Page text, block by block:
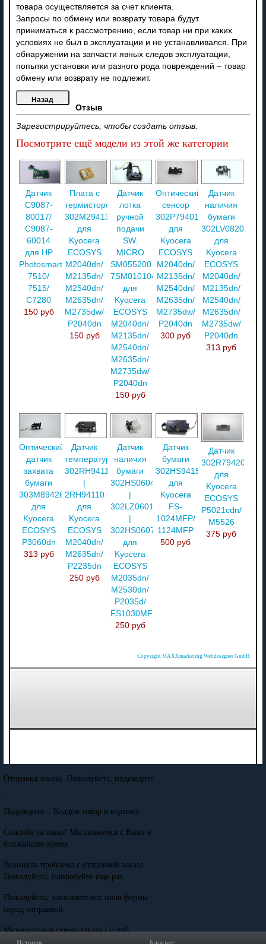
товара осуществляется за счет клиента.
Запросы по обмену или возврату товара будут
приниматься к рассмотрению, если товар ни при каких
условиях не был в эксплуатации и не устанавливался. При
обнаружении на запчасти явных следов эксплуатации,
попытки установки или разного рода повреждений – товар
обмену или возврату не подлежит.
Отзыв
Зарегистрируйтесь, чтобы создать отзыв.
Посмотрите ещё модели из этой же категории
Датчик
C9087-
80017/
C9087-
60014
для HP
Photosmart
7510/
7515/
C7280
150 руб
Плата с
термистором
302M294130
для
Kyocera
ECOSYS
M2040dn/
M2135dn/
M2540dn/
M2635dn/
M2735dw/
P2040dn
150 руб
Датчик
лотка
ручной
подачи
SW.
MICRO
SM055200
7SM010104+++H01
для
Kyocera
ECOSYS
M2040dn/
M2135dn/
M2540dn/
M2635dn/
M2735dw/
P2040dn
150 руб
Оптический
сенсор
302P794010
для
Kyocera
ECOSYS
M2040dn/
M2135dn/
M2540dn/
M2635dn/
M2735dw/
P2040dn
300 руб
Датчик
наличия
бумаги
302LV08201
для
Kyocera
ECOSYS
M2040dn/
M2135dn/
M2540dn/
M2635dn/
M2735dw/
P2040dn
313 руб
Оптический
датчик
захвата
бумаги
303M894260
для
Kyocera
ECOSYS
P3060dn
313 руб
Датчик
температуры
302RH94110
|
2RH94110
для
Kyocera
ECOSYS
M2040dn/
M2635dn/
P2235dn
250 руб
Датчик
наличия
бумаги
302HS06040
|
302LZ06011
|
302HS06071
для
Kyocera
ECOSYS
M2035dn/
M2530dn/
P2035d/
FS1030MFP
250 руб
Датчик
бумаги
302HS94150
для
Kyocera
FS-
1024MFP/
1124MFP
500 руб
Датчик
302R794200
для
Kyocera
ECOSYS
P5021cdn/
M5526
375 руб
Copyright MAXXmarketing Webdesigner GmbH
Отправка заказа. Пожалуйста, подождите
...
Подождите... Кладем товар в корзину
Спасибо за заказ! Мы свяжемся с Вами в
ближайшее время
Возникла проблема с отправкой заказа.
Пожалуйста, попробуйте еще раз.
Пожалуйста, заполните все поля формы
перед отправкой.
Минимальная сумма заказа - 0 руб.